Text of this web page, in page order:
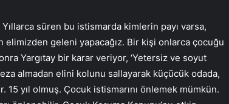
süren bu istismarda kimlerin payı varsa,
geleni yapacağız. Bir kişi onlarca çocuğu
Yargıtay bir karar veriyor, ‘Yetersiz ve soyut
almadan elini kolunu sallayarak küçücük odada,
yıl olmuş. Çocuk istismarını önlemek mümkün.